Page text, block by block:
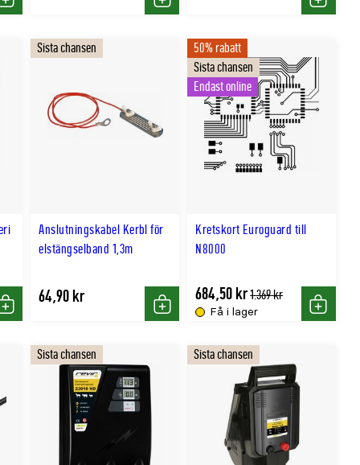
Köp Köp Köp
Köp
Anslutningskabel Kerbl för
elstängselband 1,3m
Sista chansen
64,90 kr
Köp
Kretskort Euroguard till
N8000
50% rabatt
Sista chansen
Endast online
Få i lager
684,50 krTidligere
lägsta
pris
1.369 kr
Köp
Sista chansen Sista chansen